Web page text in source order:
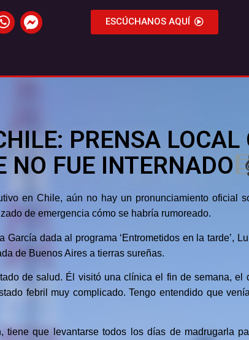
ESCÚCHANOS AQUÍ
PRENSA
NO FUE INTERNADO
en Chile, aún no hay un pronunciamiento oficial
de emergencia cómo se habría rumoreado.
dada al programa ‘Entrometidos en la tarde’,
de Buenos Aires a tierras sureñas.
de salud. Él visitó una clínica el fin de semana, el
febril muy complicado. Tengo entendido que
tiene que levantarse todos los días de madrugarla